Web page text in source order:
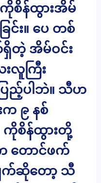
ကိုစိန်ထွားအိမ်
င်း။ ပေ တစ်
တဲ့ အိမ်ဝင်း
လူကြီး
ြည့်ပါဘဲ။ သီဟ
၉ နစ်
ကိုစိန်ထွားတို့
တောင်ဖက်
က်ဆိုတော့ သီ